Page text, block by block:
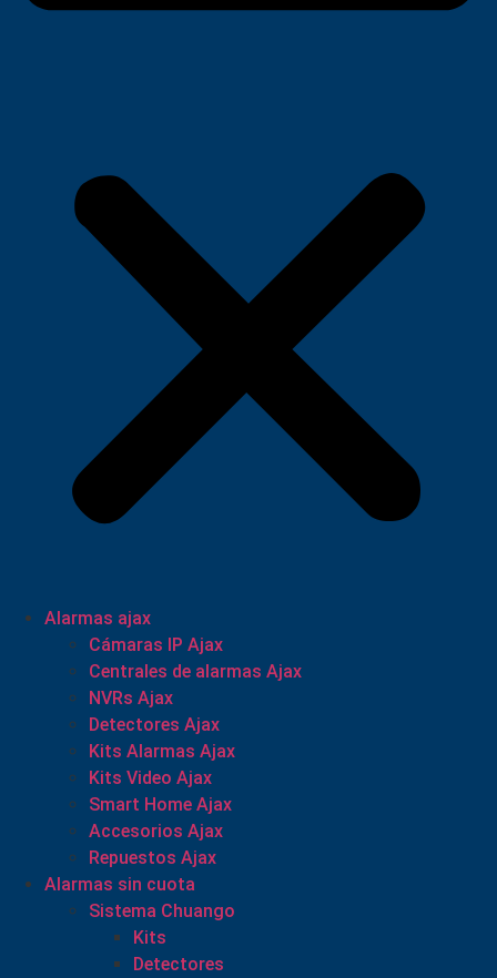
Alarmas ajax
Cámaras IP Ajax
Centrales de alarmas Ajax
NVRs Ajax
Detectores Ajax
Kits Alarmas Ajax
Kits Video Ajax
Smart Home Ajax
Accesorios Ajax
Repuestos Ajax
Alarmas sin cuota
Sistema Chuango
Kits
Detectores